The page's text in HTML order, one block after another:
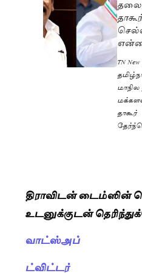
TN
தாகூர்
திராவிடன் டைம்ஸின்
உடனுக்குடன்
வாட்ஸ்அப்
ட்விட்டர்